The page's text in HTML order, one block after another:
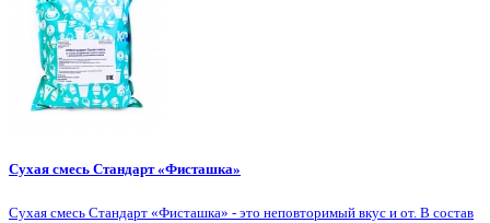
Сухая смесь Стандарт «Фисташка»
Сухая смесь Стандарт «Фисташка» - это неповторимый вкус и от. В состав